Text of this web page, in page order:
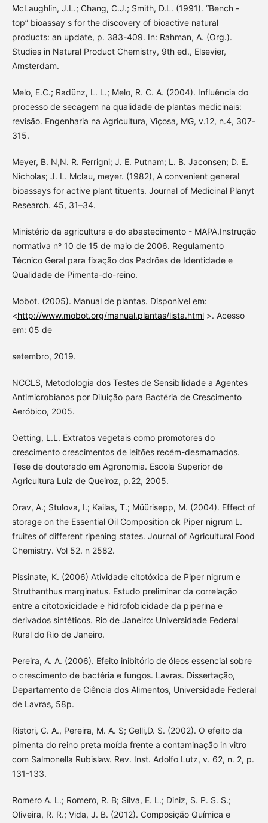
McLaughlin, J.L.; Chang, C.J.; Smith, D.L. (1991). “Bench -
top” bioassay s for the discovery of bioactive natural
products: an update, p. 383-409. In: Rahman, A. (Org.).
Studies in Natural Product Chemistry, 9th ed., Elsevier,
Amsterdam.
Melo, E.C.; Radünz, L. L.; Melo, R. C. A. (2004). Influência do
processo de secagem na qualidade de plantas medicinais:
revisão. Engenharia na Agricultura, Viçosa, MG, v.12, n.4, 307-
315.
Meyer, B. N,N. R. Ferrigni; J. E. Putnam; L. B. Jaconsen; D. E.
Nicholas; J. L. Mclau, meyer. (1982), A convenient general
bioassays for active plant tituents. Journal of Medicinal Planyt
Research. 45, 31–34.
Ministério da agricultura e do abastecimento - MAPA.Instrução
normativa nº 10 de 15 de maio de 2006. Regulamento
Técnico Geral para fixação dos Padrões de Identidade e
Qualidade de Pimenta-do-reino.
Mobot. (2005). Manual de plantas. Disponível em:
<http://www.mobot.org/manual.plantas/lista.html>. Acesso
em: 05 de
setembro, 2019.
NCCLS, Metodologia dos Testes de Sensibilidade a Agentes
Antimicrobianos por Diluição para Bactéria de Crescimento
Aeróbico, 2005.
Oetting, L.L. Extratos vegetais como promotores do
crescimento crescimentos de leitões recém-desmamados.
Tese de doutorado em Agronomia. Escola Superior de
Agricultura Luiz de Queiroz, p.22, 2005.
Orav, A.; Stulova, I.; Kailas, T.; Müürisepp, M. (2004). Effect of
storage on the Essential Oil Composition ok Piper nigrum L.
fruites of different ripening states. Journal of Agricultural Food
Chemistry. Vol 52. n 2582.
Pissinate, K. (2006) Atividade citotóxica de Piper nigrum e
Struthanthus marginatus. Estudo preliminar da correlação
entre a citotoxicidade e hidrofobicidade da piperina e
derivados sintéticos. Rio de Janeiro: Universidade Federal
Rural do Rio de Janeiro.
Pereira, A. A. (2006). Efeito inibitório de óleos essencial sobre
o crescimento de bactéria e fungos. Lavras. Dissertação,
Departamento de Ciência dos Alimentos, Universidade Federal
de Lavras, 58p.
Ristori, C. A., Pereira, M. A. S; Gelli,D. S. (2002). O efeito da
pimenta do reino preta moída frente a contaminação in vitro
com Salmonella Rubislaw. Rev. Inst. Adolfo Lutz, v. 62, n. 2, p.
131-133.
Romero A. L.; Romero, R. B; Silva, E. L.; Diniz, S. P. S. S.;
Oliveira, R. R.; Vida, J. B. (2012). Composição Química e